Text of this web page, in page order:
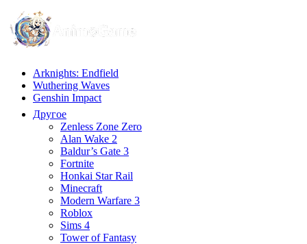
Arknights: Endfield
Wuthering Waves
Genshin Impact
Другое
Zenless Zone Zero
Alan Wake 2
Baldur’s Gate 3
Fortnite
Honkai Star Rail
Minecraft
Modern Warfare 3
Roblox
Sims 4
Tower of Fantasy